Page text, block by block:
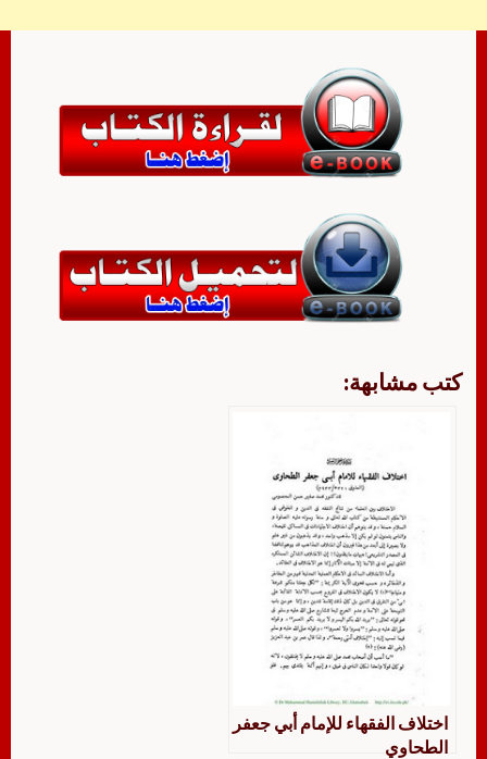
كتب مشابهة:
اختلاف الفقهاء للإمام أبي جعفر
الطحاوي